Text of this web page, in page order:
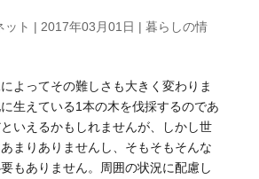
ット | 2017年03月01日 | 暮らしの情
よってその難しさも大きく変わりま
生えている1本の木を伐採するのであ
いえるかもしれませんが、しかし世
まりありませんし、そもそもそんな
もありません。周囲の状況に配慮し